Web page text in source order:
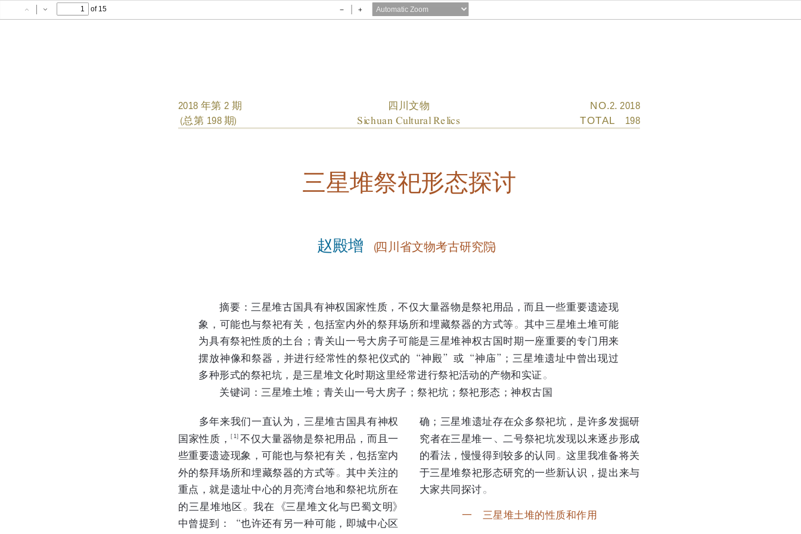
PreviousNext
of 15
Zoom
Zoom
三星堆祭祀形态探讨
摘要： 三星堆古国具有神权国家性质，不仅大量器物是祭祀用品，而且一些重要遗迹现
象，可能也与祭祀有关，包括室内外的祭拜场所和埋藏祭器的方式等。 其中三星堆土堆可能
为具有祭祀性质的土台；青关山一号大房子可能是三星堆神权古国时期一座重要的专门用来
摆放神像和祭器，并进行经常性的祭祀仪式的 “ 神殿” 或 神庙” ；三星堆遗址中曾出现过
多种形式的祭祀坑，是三星堆文化时期这里经常进行祭祀活动的产物和实证 。
关键词： 三星堆土堆；青关山一号大房子；祭祀坑；祭祀形态；神权古国
2018 年第 2 期
（总第 198 期）
四川文物
Sichuan Cultural Relics
NO.2. 2018
TOTAL    198
多年来我们一直认为，三星堆古国具有神权
国家性质，［ 1］不仅大量器物是祭祀用品，而且一
些重要遗迹现象，可能也与祭祀有关，包括室内
外的祭拜场所和埋藏祭器的方式等。 其中关注的
重点，就是遗址中心的月亮湾台地和祭祀坑所在
的三星堆地区 。 我在 《三星堆文化与巴蜀文明》
中曾提到：
也许还有另一种可能，即城中心区
确；三星堆遗址存在众多祭祀坑，是许多发掘研
究者在三星堆一 、 二号祭祀坑发现以来逐步形成
的看法，慢慢得到较多的认同 。 这里我准备将关
于三星堆祭祀形态研究的一些新认识，提出来与
大家共同探讨。
一    三星堆土堆的性质和作用
赵殿增 （四川省文物考古研究院）